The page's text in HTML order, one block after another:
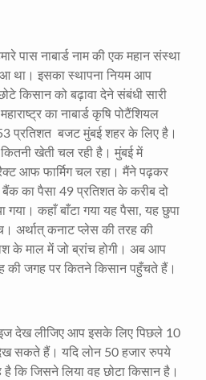
पास नाबार्ड नाम की एक महान संस्था
था। इसका स्थापना नियम आप
किसान को बढ़ावा देने संबंधी सारी
का नाबार्ड कृषि पोटैंशियल
प्रतिशत बजट मुंबई शहर के लिए है।
खेती चल रही है। मुंबई में
आफ फार्मिग चल रहा। मैंने पढ़कर
का पैसा 49 प्रतिशत के करीब दो
गया। कहाँ बाँटा गया यह पैसा, यह छुपा
अर्थात् कनाट प्लेस की तरह की
के माल में जो ब्रांच होगी। अब आप
जगह पर कितने किसान पहुँचते हैं।
देख लीजिए आप इसके लिए पिछले 10
सकते हैं। यदि लोन 50 हजार रुपये
कि जिसने लिया वह छोटा किसान है।